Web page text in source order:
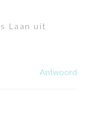
Laan uit
Antwoord